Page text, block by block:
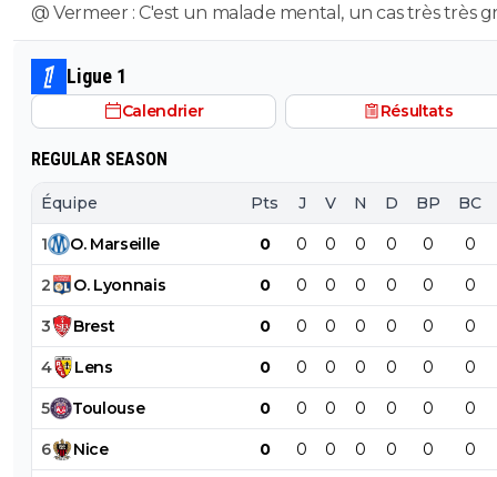
@ Vermeer : C'est un malade mental, un cas très très
Beaucoup plus grave que l'autre porc sur maxi.
Ligue 1
Calendrier Résultats
REGULAR SEASON
Équipe Pts J V N D BP BC
1 O. Marseille 0 0 0 0 0 0 0
2 O. Lyonnais 0 0 0 0 0 0 0
3 Brest 0 0 0 0 0 0 0
4 Lens 0 0 0 0 0 0 0
5 Toulouse 0 0 0 0 0 0 0
6 Nice 0 0 0 0 0 0 0